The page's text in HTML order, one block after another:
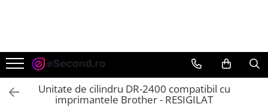
Auto Moto
Accesorii Auto
Anvelope & Jante
Unitate de cilindru DR-2400 compatibil cu
imprimantele Brother - RESIGILAT